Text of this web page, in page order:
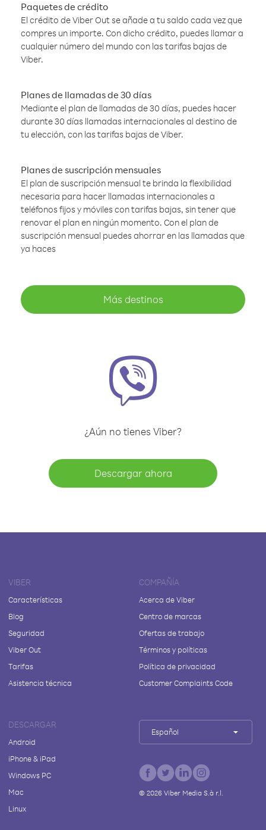
Paquetes de crédito
El crédito de Viber Out se añade a tu saldo cada vez que
compres un importe. Con dicho crédito, puedes llamar a
cualquier número del mundo con las tarifas bajas de
Viber.
Planes de llamadas de 30 días
Mediante el plan de llamadas de 30 días, puedes hacer
durante 30 días llamadas internacionales al destino de
tu elección, con las tarifas bajas de Viber.
Planes de suscripción mensuales
El plan de suscripción mensual te brinda la flexibilidad
necesaria para hacer llamadas internacionales a
teléfonos fijos y móviles con tarifas bajas, sin tener que
renovar el plan en ningún momento. Con el plan de
suscripción mensual puedes ahorrar en las llamadas que
ya haces
Más destinos
¿Aún no tienes Viber?
Descargar ahora
VIBER
Características
Blog
Seguridad
Viber Out
Tarifas
Asistencia técnica
COMPAÑÍA
Acerca de Viber
Centro de marcas
Ofertas de trabajo
Términos y políticas
Política de privacidad
Customer Complaints Code
DESCARGAR
Android
iPhone & iPad
Windows PC
Mac
Linux
Español
© 2026Viber Media S.à r.l.